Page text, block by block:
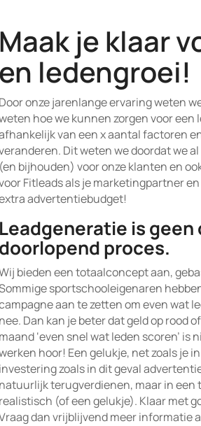
Maak je klaar
en ledengroei!
Door onze jarenlange ervaring weten
hoe we kunnen zorgen voor
van een x aantal factoren
Dit weten we doordat we
(en bijhouden) voor onze klanten en
Fitleads als je marketingpartner
advertentiebudget!
Leadgeneratie is geen
doorlopend proces.
bieden een totaalconcept aan,
sportschooleigenaren
aan te zetten om even wat
nee. Dan kan je beter dat geld op rood
maand ‘even snel wat leden scoren’
hoor! Een gelukje, net zoals je
investering zoals in dit geval
natuurlijk terugverdienen, maar in een
realistisch (of een gelukje). Klaar met
dan vrijblijvend meer informatie